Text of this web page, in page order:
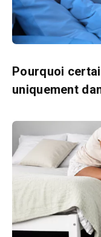
Pourquoi
uniquement